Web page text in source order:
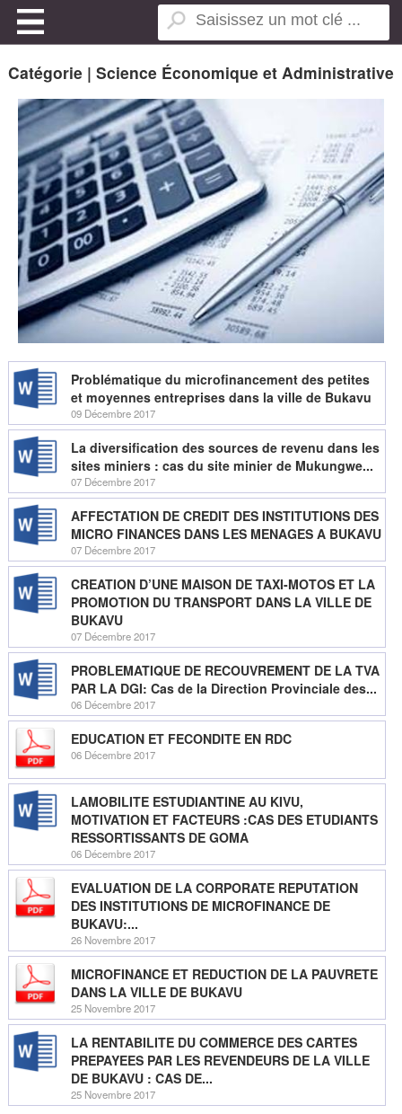
Catégorie | Science Économique et Administrative
Problématique du microfinancement des petites
et moyennes entreprises dans la ville de Bukavu
09 Décembre 2017
La diversification des sources de revenu dans les
sites miniers : cas du site minier de Mukungwe...
07 Décembre 2017
AFFECTATION DE CREDIT DES INSTITUTIONS DES
MICRO FINANCES DANS LES MENAGES A BUKAVU
07 Décembre 2017
CREATION D’UNE MAISON DE TAXI-MOTOS ET LA
PROMOTION DU TRANSPORT DANS LA VILLE DE
BUKAVU
07 Décembre 2017
PROBLEMATIQUE DE RECOUVREMENT DE LA TVA
PAR LA DGI: Cas de la Direction Provinciale des...
06 Décembre 2017
EDUCATION ET FECONDITE EN RDC
06 Décembre 2017
LAMOBILITE ESTUDIANTINE AU KIVU,
MOTIVATION ET FACTEURS :CAS DES ETUDIANTS
RESSORTISSANTS DE GOMA
06 Décembre 2017
EVALUATION DE LA CORPORATE REPUTATION
DES INSTITUTIONS DE MICROFINANCE DE
BUKAVU:...
26 Novembre 2017
MICROFINANCE ET REDUCTION DE LA PAUVRETE
DANS LA VILLE DE BUKAVU
25 Novembre 2017
LA RENTABILITE DU COMMERCE DES CARTES
PREPAYEES PAR LES REVENDEURS DE LA VILLE
DE BUKAVU : CAS DE...
25 Novembre 2017